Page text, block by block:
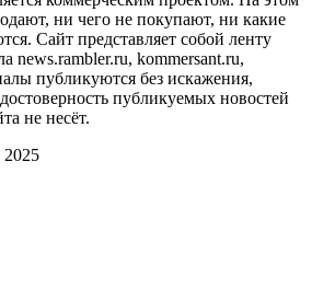
ни чего не покупают, ни какие
Сайт представляет собой ленту
news.rambler.ru, kommersant.ru,
публикуются без искажения,
достоверность публикуемых новостей
не несёт.
2025